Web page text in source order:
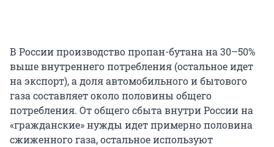
В России производство пропан-бутана на 30–50%
выше внутреннего потребления (остальное идет
на экспорт), а доля автомобильного и бытового
газа составляет около половины общего
потребления. От общего сбыта внутри России на
«гражданские» нужды идет примерно половина
сжиженного газа, остальное используют